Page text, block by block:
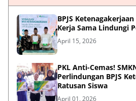
BPJS
Kerja Sama Lindungi
April 15, 2026
PKL Anti-Cemas!
Perlindungan BPJS
Ratusan Siswa
April 01, 2026